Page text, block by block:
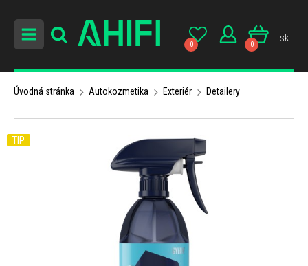
0 0
sk
Úvodná stránka Autokozmetika Exteriér Detailery
TIP